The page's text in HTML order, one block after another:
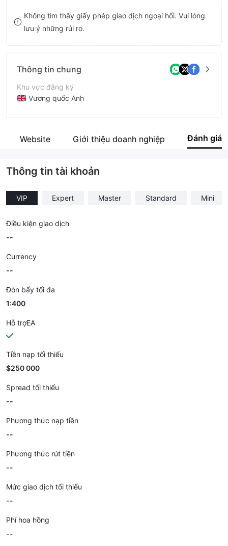
9 7
8
7
8
Không tìm thấy giấy phép giao dịch ngoại hối. Vui lòng
lưu ý những rủi ro.
Thông tin chung
Khu vực đăng ký
Vương quốc Anh
Tên công ty
Website Giới thiệu doanh nghiệp Đánh giá
Thông tin tài khoản
VIP Expert Master Standard Mini
Điều kiện giao dịch
--
Currency
--
Đòn bẩy tối đa
1:400
Hỗ trợEA
Tiền nạp tối thiểu
$250 000
Spread tối thiểu
--
Phương thức nạp tiền
--
Phương thức rút tiền
--
Mức giao dịch tối thiểu
--
Phí hoa hồng
--